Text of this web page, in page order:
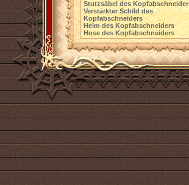
Stutzsäbel des
Verstärkter Schild des
Kopfabschneiders
Helm des Kopfabschneiders
Hose des Kopfabschneiders